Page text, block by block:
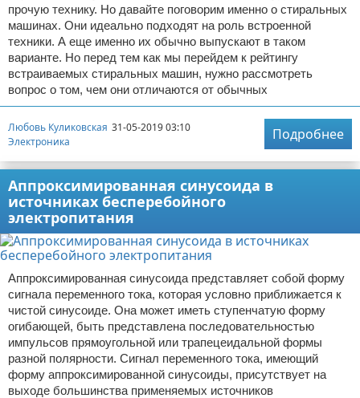
прочую технику. Но давайте поговорим именно о стиральных
машинах. Они идеально подходят на роль встроенной
техники. А еще именно их обычно выпускают в таком
варианте. Но перед тем как мы перейдем к рейтингу
встраиваемых стиральных машин, нужно рассмотреть
вопрос о том, чем они отличаются от обычных
Любовь Куликовская 31-05-2019 03:10
Электроника
Подробнее
Аппроксимированная синусоида в
источниках бесперебойного
электропитания
Аппроксимированная синусоида представляет собой форму
сигнала переменного тока, которая условно приближается к
чистой синусоиде. Она может иметь ступенчатую форму
огибающей, быть представлена последовательностью
импульсов прямоугольной или трапецеидальной формы
разной полярности. Сигнал переменного тока, имеющий
форму аппроксимированной синусоиды, присутствует на
выходе большинства применяемых источников